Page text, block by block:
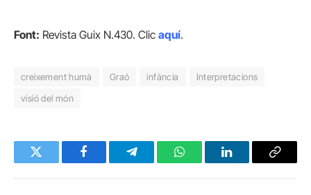
Font: Revista Guix N.430. Clic aquí.
creixement humà Graó infància
Interpretacions
visió del món
Twitter FacebookTelegramWhatsAppLinkedInCopy